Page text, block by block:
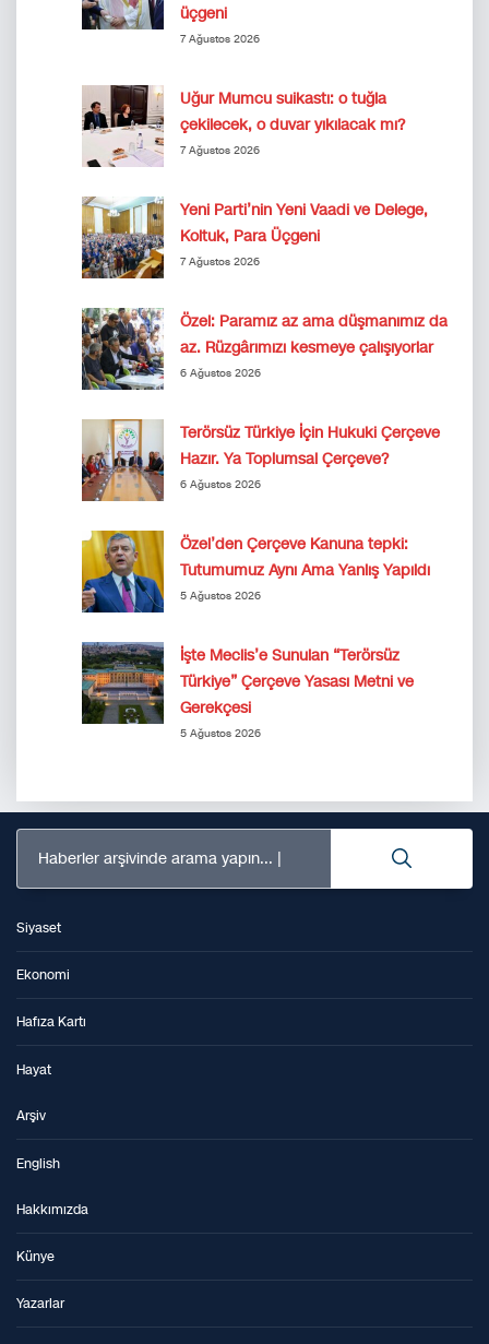
üçgeni
7 Ağustos 2026
Uğur Mumcu suikastı: o tuğla
çekilecek, o duvar yıkılacak mı?
7 Ağustos 2026
Yeni Parti’nin Yeni Vaadi ve Delege,
Koltuk, Para Üçgeni
7 Ağustos 2026
Özel: Paramız az ama düşmanımız da
az. Rüzgârımızı kesmeye çalışıyorlar
6 Ağustos 2026
Terörsüz Türkiye İçin Hukuki Çerçeve
Hazır. Ya Toplumsal Çerçeve?
6 Ağustos 2026
Özel’den Çerçeve Kanuna tepki:
Tutumumuz Aynı Ama Yanlış Yapıldı
5 Ağustos 2026
İşte Meclis’e Sunulan “Terörsüz
Türkiye” Çerçeve Yasası Metni ve
Gerekçesi
5 Ağustos 2026
Haberler arşivinde arama yapın...
Siyaset
Ekonomi
Hafıza Kartı
Hayat
Arşiv
English
Hakkımızda
Künye
Yazarlar